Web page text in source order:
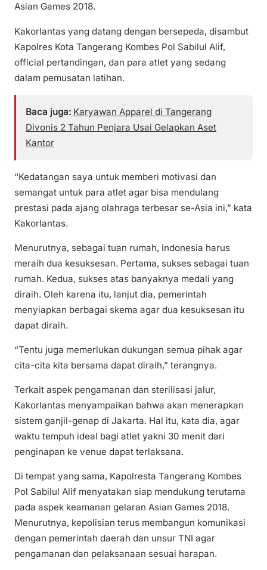
Asian Games 2018.
Kakorlantas yang datang dengan bersepeda, disambut
Kapolres Kota Tangerang Kombes Pol Sabilul Alif,
official pertandingan, dan para atlet yang sedang
dalam pemusatan latihan.
Baca juga: Karyawan Apparel di Tangerang
Divonis 2 Tahun Penjara Usai Gelapkan Aset
Kantor
“Kedatangan saya untuk memberi motivasi dan
semangat untuk para atlet agar bisa mendulang
prestasi pada ajang olahraga terbesar se-Asia ini,” kata
Kakorlantas.
Menurutnya, sebagai tuan rumah, Indonesia harus
meraih dua kesuksesan. Pertama, sukses sebagai tuan
rumah. Kedua, sukses atas banyaknya medali yang
diraih. Oleh karena itu, lanjut dia, pemerintah
menyiapkan berbagai skema agar dua kesuksesan itu
dapat diraih.
“Tentu juga memerlukan dukungan semua pihak agar
cita-cita kita bersama dapat diraih,” terangnya.
Terkait aspek pengamanan dan sterilisasi jalur,
Kakorlantas menyampaikan bahwa akan menerapkan
sistem ganjil-genap di Jakarta. Hal itu, kata dia, agar
waktu tempuh ideal bagi atlet yakni 30 menit dari
penginapan ke venue dapat terlaksana.
Di tempat yang sama, Kapolresta Tangerang Kombes
Pol Sabilul Alif menyatakan siap mendukung terutama
pada aspek keamanan gelaran Asian Games 2018.
Menurutnya, kepolisian terus membangun komunikasi
dengan pemerintah daerah dan unsur TNI agar
pengamanan dan pelaksanaan sesuai harapan.